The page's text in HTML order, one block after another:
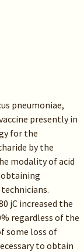
pneumoniae,
presently in
for the
by the
modality of acid
jC increased the
regardless of the
some loss of
to obtain